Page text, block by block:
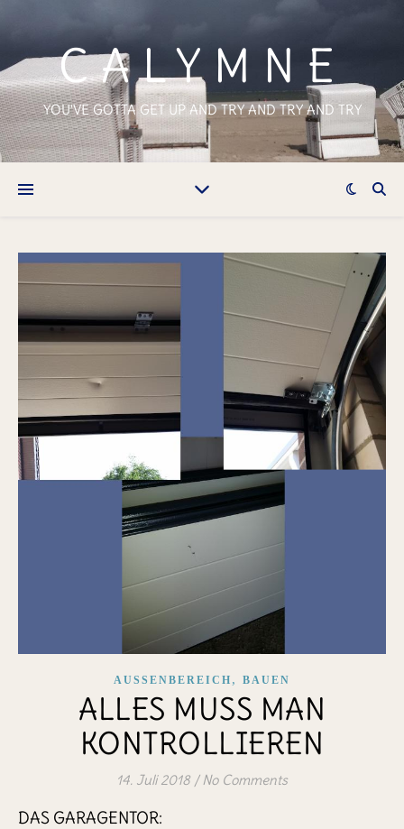
CALYMNE
YOU'VE GOTTA GET UP AND TRY AND TRY AND TRY
AUSSENBEREICH , BAUEN
ALLES MUSS MAN
KONTROLLIEREN
14. Juli 2018 / No Comments
DAS GARAGENTOR: